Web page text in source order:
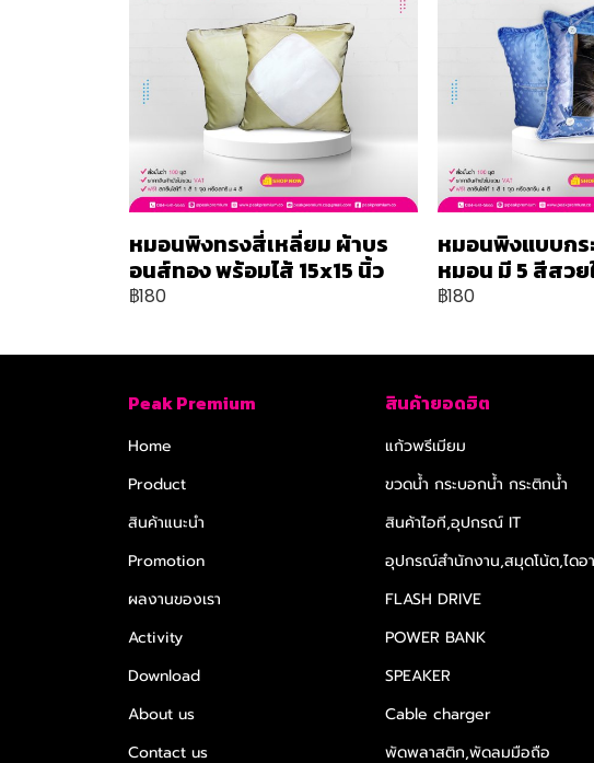
หมอนพิงทรงสี่เหลี่ยม ผ้าบร
อนส์ทอง พร้อมไส้ 15x15 นิ้ว
฿180
หมอนพิงแบบกร
หมอน มี 5 สีสวย
฿180
Peak Premium
Home
Product
สินค้าแนะนำ
Promotion
ผลงานของเรา
Activity
Download
About us
Contact us
สินค้ายอดฮิต
แก้วพรีเมียม
ขวดน้ำ กระบอกน้ำ กระติกน้ำ
สินค้าไอที,อุปกรณ์ IT
อุปกรณ์สำนักงาน,สมุดโน้ต,ไดอ
FLASH DRIVE
POWER BANK
SPEAKER
Cable charger
พัดพลาสติก,พัดลมมือถือ